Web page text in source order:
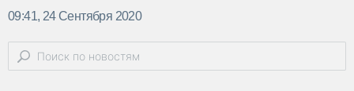
09:41, 24 Сентября 2020